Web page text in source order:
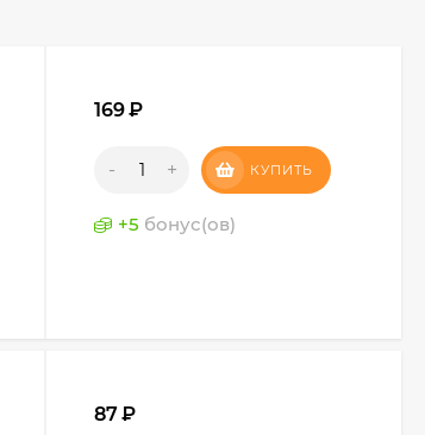
169₽
- + КУПИТЬ
+5 бонус(ов)
87₽